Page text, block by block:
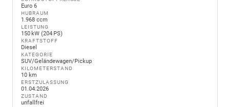
Euro 6
HUBRAUM
1.968 ccm
LEISTUNG
150 kW (204 PS)
KRAFTSTOFF
Diesel
KATEGORIE
SUV/Geländewagen/Pickup
KILOMETERSTAND
10 km
ERSTZULASSUNG
01.04.2026
ZUSTAND
unfallfrei